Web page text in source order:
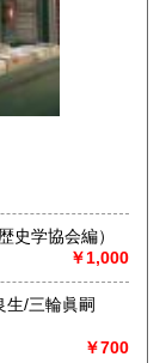
します。幅広
寄りくださ
正 他/日本歴史学協会編）
￥1,000
￥700